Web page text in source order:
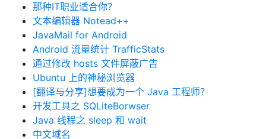
那种IT职业适合你？
文本编辑器 Notead++
JavaMail for Android
Android 流量统计 TrafficStats
通过修改 hosts 文件屏蔽广告
Ubuntu 上的神秘浏览器
[翻译与分享]想要成为一个 Java 工程师？
开发工具之 SQLiteBorwser
Java 线程之 sleep 和 wait
中文域名